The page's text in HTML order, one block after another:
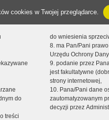
cookies w Twojej przeglądarce.
do
treści
do wniesienia
8. ma Pan/Pani
Urzędu Ochrony
9. podanie przez
jest fakultatywne
strony internetowej,
10. Pana/Pani dane
zautomatyzowanym
decyzji przez